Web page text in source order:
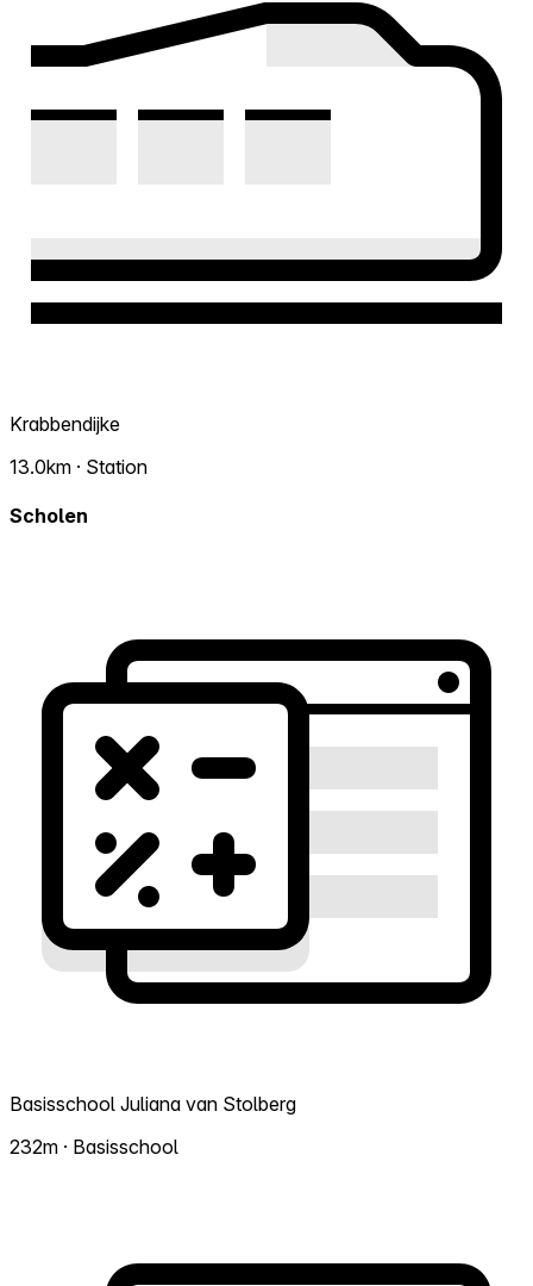
Krabbendijke
13.0km · Station
Scholen
Basisschool Juliana van Stolberg
232m · Basisschool